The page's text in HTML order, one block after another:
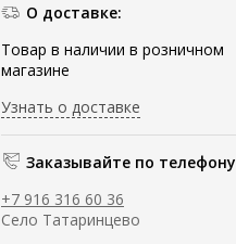
О доставке:
Товар в наличии в розничном
магазине
Узнать о доставке
Заказывайте по телефону
+7 916 316 60 36
Село Татаринцево